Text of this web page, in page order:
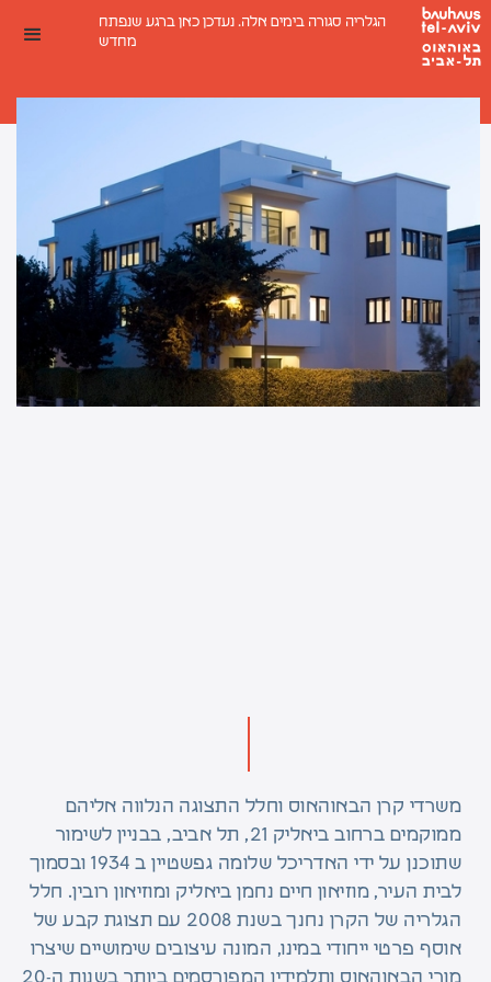
הגלריה סגורה בימים אלה. נעדכן כאן ברגע שנפתח
מחדש
משרדי קרן הבאוהאוס וחלל התצוגה הנלווה אליהם
ממוקמים ברחוב ביאליק 21, תל אביב, בבניין לשימור
שתוכנן על ידי האדריכל שלומה גפשטיין ב 1934 ובסמוך
לבית העיר, מוזיאון חיים נחמן ביאליק ומוזיאון רובין. חלל
הגלריה של הקרן נחנך בשנת 2008 עם תצוגת קבע של
אוסף פרטי ייחודי במינו, המונה עיצובים שימושיים שיצרו
מורי הבאוהאוס ותלמידיו המפורסמים ביותר בשנות ה-20